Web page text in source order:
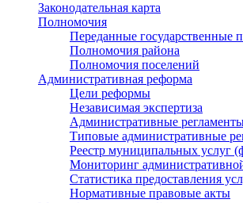
Законодательная карта
Полномочия
Переданные государственные
Полномочия района
Полномочия поселений
Административная реформа
Цели реформы
Независимая экспертиза
Административные
Типовые административные
Реестр муниципальных услуг
Мониторинг
Статистика предоставления
Нормативные правовые акты